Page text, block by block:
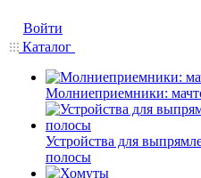
Войти
Каталог
Молниеприемники:
Устройства для
полосы